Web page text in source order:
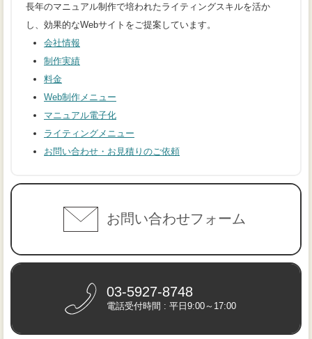
長年のマニュアル制作で培われたライティングスキルを活か
し、効果的なWebサイトをご提案しています。
会社情報
制作実績
料金
Web制作メニュー
マニュアル電子化
ライティングメニュー
お問い合わせ・お見積りのご依頼
お問い合わせフォーム
03-5927-8748
電話受付時間 : 平日9:00～17:00